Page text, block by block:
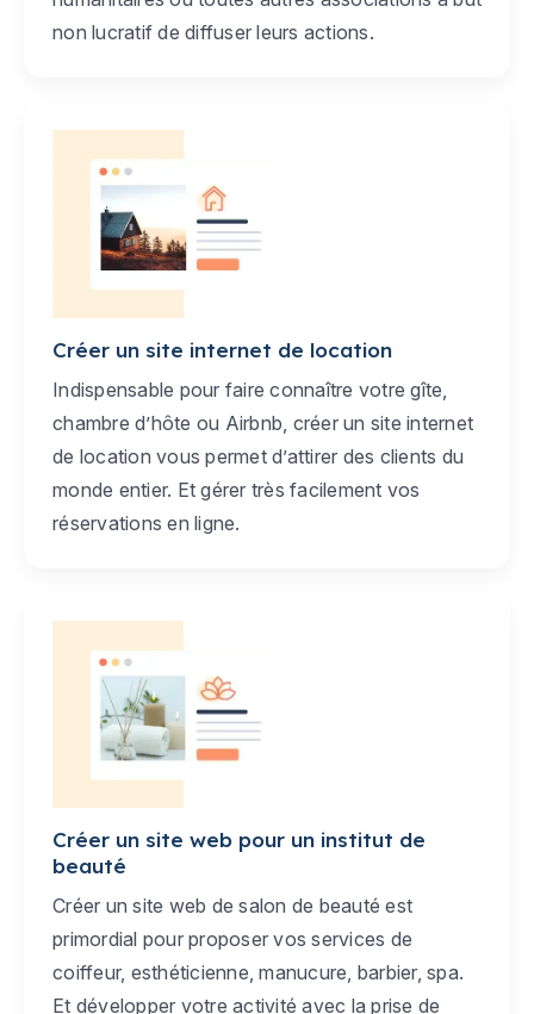
non lucratif de diffuser leurs actions.
Créer un site internet de location
Indispensable pour faire connaître votre gîte,
chambre d’hôte ou Airbnb, créer un site internet
de location vous permet d’attirer des clients du
monde entier. Et gérer très facilement vos
réservations en ligne.
Créer un site web pour un institut de
beauté
Créer un site web de salon de beauté est
primordial pour proposer vos services de
coiffeur, esthéticienne, manucure, barbier, spa.
Et développer votre activité avec la prise de